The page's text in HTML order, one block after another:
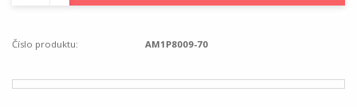
Číslo produktu: AM1P8009-70